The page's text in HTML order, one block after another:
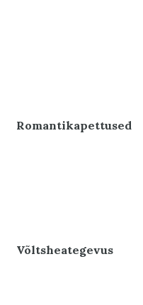
Romantikapettused
Võltsheategevus